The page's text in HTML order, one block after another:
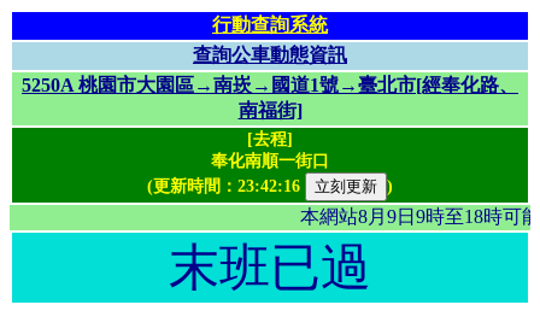
行動查詢系統
查詢公車動態資訊
5250A 桃園市大園區→南崁→國道1號→臺北市[經奉化路、
南福街]
[去程]
奉化南順一街口
(更新時間： 23:42:16 )
本網站8月9日9時至18
末班已過